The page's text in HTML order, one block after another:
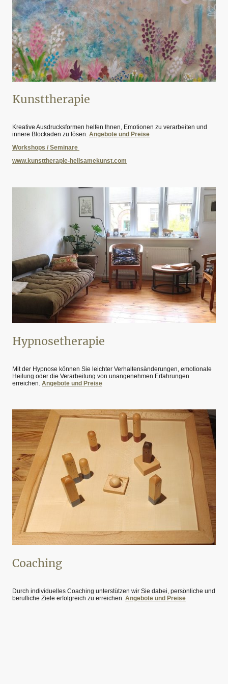
Kunsttherapie
Kreative Ausdrucksformen helfen Ihnen, Emotionen zu verarbeiten und
innere Blockaden zu lösen. Angebote und Preise
Workshops / Seminare
www.kunsttherapie-heilsamekunst.com
Hypnosetherapie
Mit der Hypnose können Sie leichter Verhaltensänderungen, emotionale
Heilung oder die Verarbeitung von unangenehmen Erfahrungen
erreichen. Angebote und Preise
Coaching
Durch individuelles Coaching unterstützen wir Sie dabei, persönliche und
berufliche Ziele erfolgreich zu erreichen. Angebote und Preise